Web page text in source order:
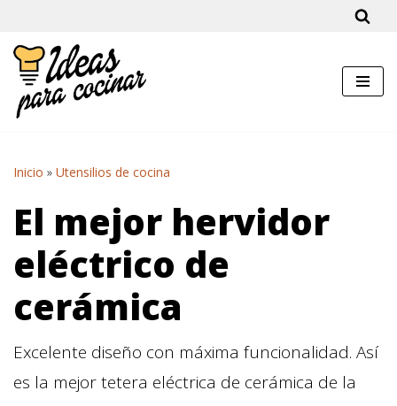
Saltar
al
contenido
Inicio » Utensilios de cocina
El mejor hervidor
eléctrico de
cerámica
Excelente diseño con máxima funcionalidad. Así
es la mejor tetera eléctrica de cerámica de la